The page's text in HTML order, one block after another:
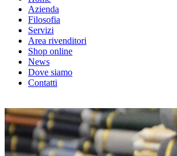
Azienda
Filosofia
Servizi
Area rivenditori
Shop online
News
Dove siamo
Contatti